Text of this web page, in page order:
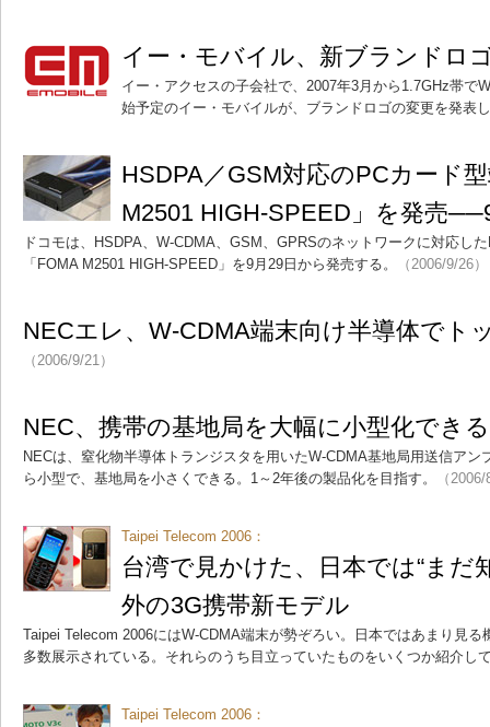
イー・モバイル、新ブランドロ
イー・アクセスの子会社で、2007年3月から1.7GHz帯で
始予定のイー・モバイルが、ブランドロゴの変更を発表
HSDPA／GSM対応のPCカード
M2501 HIGH-SPEED」を発売
ドコモは、HSDPA、W-CDMA、GSM、GPRSのネットワークに対応し
「FOMA M2501 HIGH-SPEED」を9月29日から発売する。
（2006/9/26）
NECエレ、W-CDMA端末向け半導体でト
（2006/9/21）
NEC、携帯の基地局を大幅に小型化でき
NECは、窒化物半導体トランジスタを用いたW-CDMA基地局用送信アン
ら小型で、基地局を小さくできる。1～2年後の製品化を目指す。
（
Taipei Telecom 2006：
台湾で見かけた、日本では“まだ
外の3G携帯新モデル
Taipei Telecom 2006にはW-CDMA端末が勢ぞろい。日本ではあまり見
多数展示されている。それらのうち目立っていたものをいくつか紹介し
Taipei Telecom 2006：